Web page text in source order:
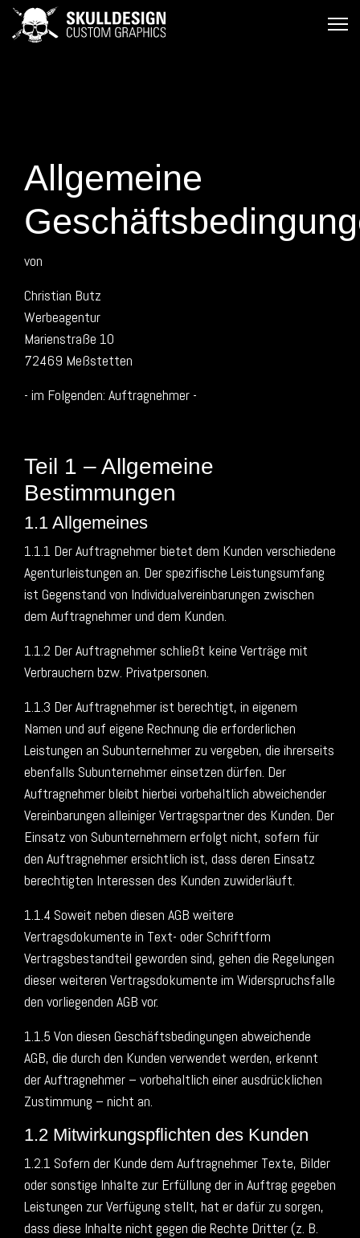
Allgemeine
von
Christian Butz
Werbeagentur
Marienstraße 10
72469 Meßstetten
- im Folgenden: Auftragnehmer -
Teil 1 – Allgemeine
Bestimmungen
1.1 Allgemeines
1.1.1 Der Auftragnehmer bietet dem Kunden verschiedene
Agenturleistungen an. Der spezifische Leistungsumfang
ist Gegenstand von Individualvereinbarungen zwischen
dem Auftragnehmer und dem Kunden.
1.1.2 Der Auftragnehmer schließt keine Verträge mit
Verbrauchern bzw. Privatpersonen.
1.1.3 Der Auftragnehmer ist berechtigt, in eigenem
Namen und auf eigene Rechnung die erforderlichen
Leistungen an Subunternehmer zu vergeben, die ihrerseits
ebenfalls Subunternehmer einsetzen dürfen. Der
Auftragnehmer bleibt hierbei vorbehaltlich abweichender
Vereinbarungen alleiniger Vertragspartner des Kunden. Der
Einsatz von Subunternehmern erfolgt nicht, sofern für
den Auftragnehmer ersichtlich ist, dass deren Einsatz
berechtigten Interessen des Kunden zuwiderläuft.
1.1.4 Soweit neben diesen AGB weitere
Vertragsdokumente in Text- oder Schriftform
Vertragsbestandteil geworden sind, gehen die Regelungen
dieser weiteren Vertragsdokumente im Widerspruchsfalle
den vorliegenden AGB vor.
1.1.5 Von diesen Geschäftsbedingungen abweichende
AGB, die durch den Kunden verwendet werden, erkennt
der Auftragnehmer – vorbehaltlich einer ausdrücklichen
Zustimmung – nicht an.
1.2 Mitwirkungspflichten des Kunden
1.2.1 Sofern der Kunde dem Auftragnehmer Texte, Bilder
oder sonstige Inhalte zur Erfüllung der in Auftrag gegeben
Leistungen zur Verfügung stellt, hat er dafür zu sorgen,
dass diese Inhalte nicht gegen die Rechte Dritter (z. B.